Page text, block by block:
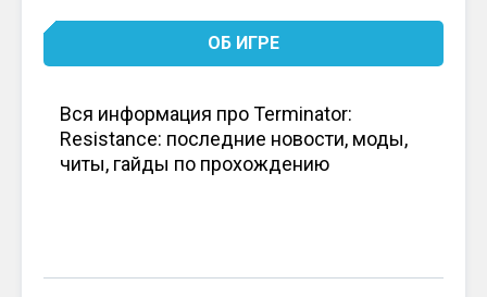
ОБ ИГРЕ
Вся информация про Terminator:
Resistance: последние новости, моды,
читы, гайды по прохождению